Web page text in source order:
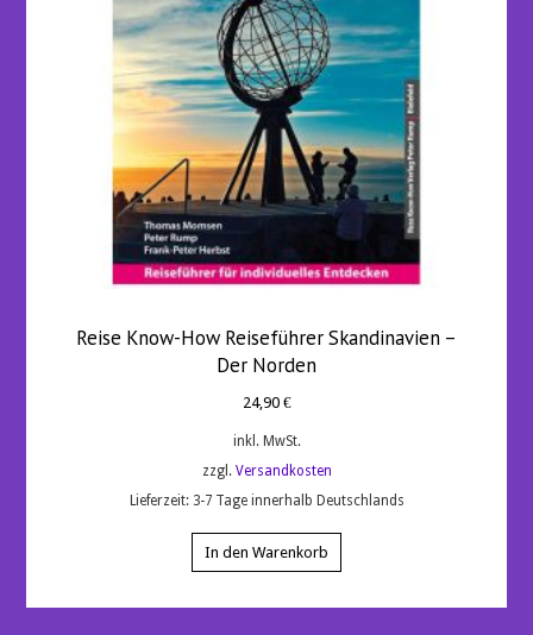
Reise Know-How Reiseführer Skandinavien –
Der Norden
24,90 €
inkl. MwSt.
zzgl. Versandkosten
Lieferzeit: 3-7 Tage innerhalb Deutschlands
In den Warenkorb